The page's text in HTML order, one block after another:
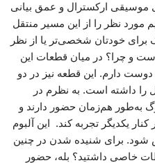
موسیقی ارکسترال و عمق بیانی
مورد نظر را از این مسیر منتقل
خودتان شخصی‌تر یا از نظر
و چرا؟ در میان قطعات این
دوست دارم. این قطعه نیز در دو
را داشته است. به نظرم در
به‌طور هم‌زمان حضور دارند و
یکدیگر تجربه کند. این آلبوم
شود. برای شنیده شدن در چنین
خاصی داشتید؟ بله، حضور